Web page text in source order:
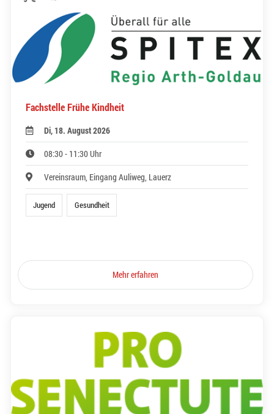
Fachstelle Frühe Kindheit
Di, 18. August 2026
08:30 - 11:30 Uhr
Vereinsraum, Eingang Auliweg, Lauerz
Jugend Gesundheit
Mehr erfahren